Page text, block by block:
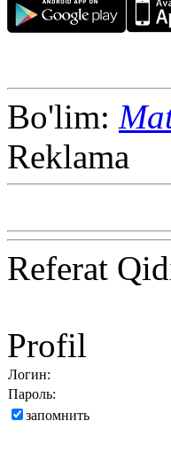
Bo'lim:
Reklama
Referat
Profil
Логин:
Пароль:
запомнить